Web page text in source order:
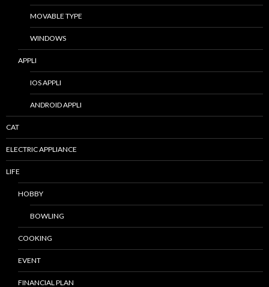
MOVABLE TYPE
WINDOWS
APPLI
IOS APPLI
ANDROID APPLI
CAT
ELECTRIC APPLIANCE
LIFE
HOBBY
BOWLING
COOKING
EVENT
FINANCIAL PLAN